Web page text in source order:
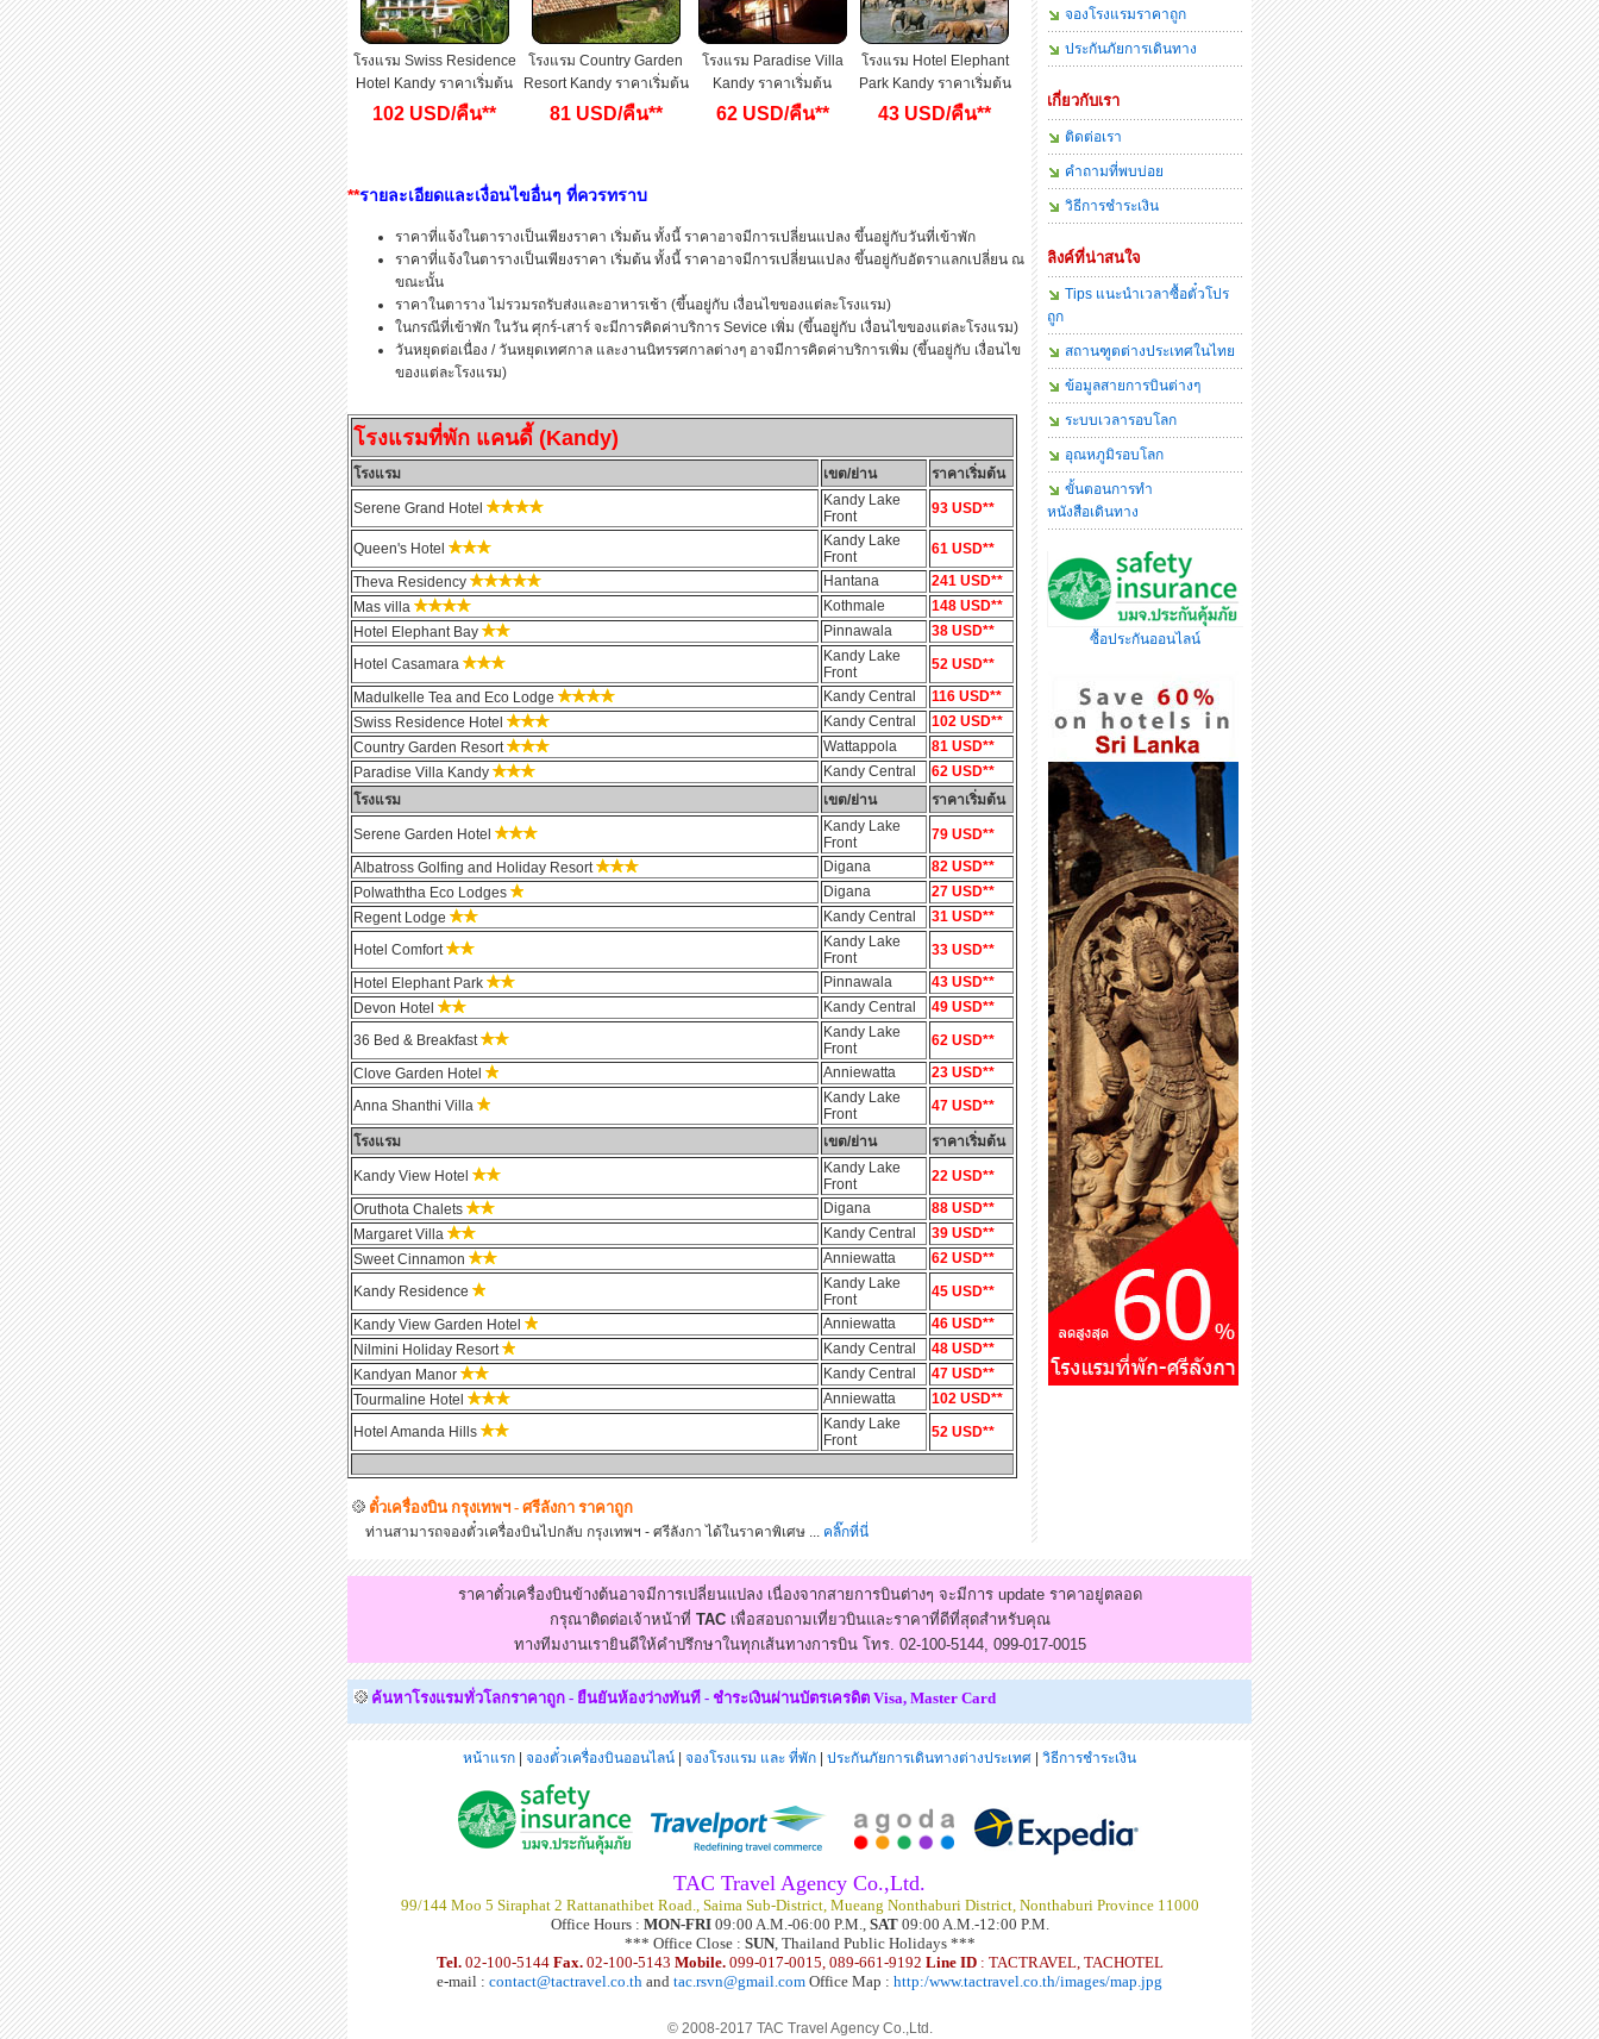
โรงแรม Swiss Residence
Hotel Kandy ราคาเริ่มต้น
โรงแรม Country Garden
Resort Kandy ราคาเริ่มต้น
โรงแรม Paradise Villa
Kandy ราคาเริ่มต้น
โรงแรม Hotel Elephant
Park Kandy ราคาเริ่มต้น
102 USD/คืน** 81 USD/คืน** 62 USD/คืน** 43 USD/คืน**
**รายละเอียดและเงื่อนไขอื่นๆ ที่ควรทราบ
ราคาที่แจ้งในตารางเป็นเพียงราคา เริ่มต้น ทั้งนี้ ราคาอาจมีการเปลี่ยนแปลง ขึ้นอยู่กับวันที่เข้าพัก
ราคาที่แจ้งในตารางเป็นเพียงราคา เริ่มต้น ทั้งนี้ ราคาอาจมีการเปลี่ยนแปลง ขึ้นอยู่กับอัตราแลกเปลี่ยน ณ
ขณะนั้น
ราคาในตาราง ไม่รวมรถรับส่งและอาหารเช้า (ขึ้นอยู่กับ เงื่อนไขของแต่ละโรงแรม)
ในกรณีที่เข้าพัก ในวัน ศุกร์-เสาร์ จะมีการคิดค่าบริการ Sevice เพิ่ม (ขึ้นอยู่กับ เงื่อนไขของแต่ละโรงแรม)
วันหยุดต่อเนื่อง / วันหยุดเทศกาล และงานนิทรรศกาลต่างๆ อาจมีการคิดค่าบริการเพิ่ม (ขึ้นอยู่กับ เงื่อนไข
ของแต่ละโรงแรม)
โรงแรมที่พัก แคนดี้ (Kandy)
โรงแรม เขต/ย่าน ราคาเริ่มต้น
Serene Grand Hotel
Kandy Lake
Front
93 USD**
Queen's Hotel
Kandy Lake
Front
61 USD**
Theva Residency
Hantana
241 USD**
Mas villa
Kothmale
148 USD**
Hotel Elephant Bay
Pinnawala
38 USD**
Hotel Casamara
Kandy Lake
Front
52 USD**
Madulkelle Tea and Eco Lodge
Kandy Central
116 USD**
Swiss Residence Hotel
Kandy Central
102 USD**
Country Garden Resort
Wattappola
81 USD**
Paradise Villa Kandy
Kandy Central
62 USD**
โรงแรม
เขต/ย่าน ราคาเริ่มต้น
Serene Garden Hotel
Kandy Lake
Front
79 USD**
Albatross Golfing and Holiday Resort
Digana
82 USD**
Polwaththa Eco Lodges
Digana
27 USD**
Regent Lodge
Kandy Central
31 USD**
Hotel Comfort
Kandy Lake
Front
33 USD**
Hotel Elephant Park
Pinnawala
43 USD**
Devon Hotel
Kandy Central
49 USD**
36 Bed & Breakfast
Kandy Lake
Front
62 USD**
Clove Garden Hotel
Anniewatta
23 USD**
Anna Shanthi Villa
Kandy Lake
Front
47 USD**
โรงแรม เขต/ย่าน ราคาเริ่มต้น
Kandy View Hotel
Kandy Lake
Front
22 USD**
Oruthota Chalets
Digana
88 USD**
Margaret Villa
Kandy Central
39 USD**
Sweet Cinnamon
Anniewatta
62 USD**
Kandy Residence
Kandy Lake
Front
45 USD**
Kandy View Garden Hotel
Anniewatta
46 USD**
Nilmini Holiday Resort
Kandy Central
48 USD**
Kandyan Manor
Kandy Central
47 USD**
Tourmaline Hotel
Anniewatta
102 USD**
Hotel Amanda Hills
Kandy Lake
Front
52 USD**
ตั๋วเครื่องบิน กรุงเทพฯ - ศรีลังกา ราคาถูก
ท่านสามารถจองตั๋วเครื่องบินไปกลับ กรุงเทพฯ - ศรีลังกา ได้ในราคาพิเศษ ... คลิ๊กที่นี่
จองโรงแรมราคาถูก
ประกันภัยการเดินทาง
เกี่ยวกับเรา
ติดต่อเรา
คำถามที่พบบ่อย
วิธีการชำระเงิน
ลิงค์ที่น่าสนใจ
Tips แนะนำเวลาซื้อตั๋วโปร
ถูก
สถานฑูตต่างประเทศในไทย
ข้อมูลสายการบินต่างๆ
ระบบเวลารอบโลก
อุณหภูมิรอบโลก
ขั้นตอนการทำ
หนังสือเดินทาง
ซื้อประกันออนไลน์
ราคาตั๋วเครื่องบินข้างต้นอาจมีการเปลี่ยนแปลง เนื่องจากสายการบินต่างๆ จะมีการ update ราคาอยู่ตลอด
กรุณาติดต่อเจ้าหน้าที่ TACเพื่อสอบถามเที่ยวบินและราคาที่ดีที่สุดสำหรับคุณ
ทางทีมงานเรายินดีให้คำปรึกษาในทุกเส้นทางการบิน โทร. 02-100-5144, 099-017-0015
ค้นหาโรงแรมทั่วโลกราคาถูก - ยืนยันห้องว่างทันที - ชำระเงินผ่านบัตรเครดิต Visa, Master Card
หน้าแรก จองตั๋วเครื่องบินออนไลน์ จองโรงแรม และ ที่พัก ประกันภัยการเดินทางต่างประเทศ วิธีการชำระเงิน
TAC Travel Agency Co.,Ltd.
99/144 Moo 5 Siraphat 2 Rattanathibet Road., Saima Sub-District, Mueang Nonthaburi District, Nonthaburi Province 11000
Office Hours : MON-FRI09:00 A.M.-06:00 P.M., SAT09:00 A.M.-12:00 P.M.
*** Office Close : SUN, Thailand Public Holidays ***
Tel.02-100-5144 Fax.02-100-5143 Mobile.099-017-0015, 089-661-9192 Line ID: TACTRAVEL, TACHOTEL
e-mail : contact@tactravel.co.th and tac.rsvn@gmail.com Office Map : http:/www.tactravel.co.th/images/map.jpg
© 2008-2017 TAC Travel Agency Co.,Ltd.